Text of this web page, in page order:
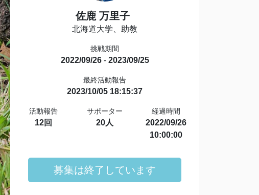
佐鹿 万里子
北海道大学、助教
挑戦期間
2022/09/26- 2023/09/25
最終活動報告
2023/10/05 18:15:37
活動報告
12回
サポーター
20人
経過時間
2022/09/26
10:00:00
募集は終了しています